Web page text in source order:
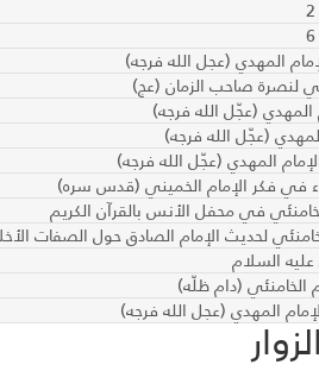
المهدي (عجل الله فرجه)
لنصرة صاحب الزمان (عج)
(عجّل الله فرجه)
(عجّل الله فرجه)
المهدي (عجّل الله فرجه)
في فكر الإمام الخميني (قدس سره)
في محفل الأنس بالقرآن الكريم
لحديث الإمام الصادق حول الصفات
السلام
الخامنئي (دام ظلّه)
المهدي (عجل الله فرجه)